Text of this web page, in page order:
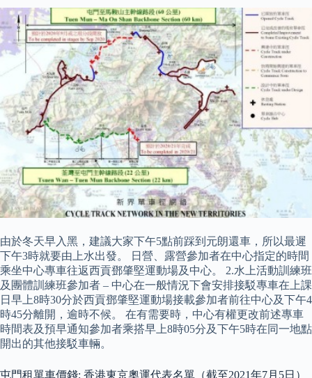
由於冬天早入黑，建議大家下午5點前踩到元朗還車，所以最遲
下午3時就要由上水出發。 日營、露營參加者在中心指定的時間
乘坐中心專車往返西貢鄧肇堅運動場及中心。 2.水上活動訓練班
及團體訓練班參加者 – 中心在一般情況下會安排接駁專車在上課
日早上8時30分於西貢鄧肇堅運動場接載參加者前往中心及下午4
時45分離開，逾時不候。 在有需要時，中心有權更改前述專車
時間表及預早通知參加者乘搭早上8時05分及下午5時在同一地點
開出的其他接駁車輛。
屯門租單車價錢: 香港東京奧運代表名單（截至2021年7月5日）